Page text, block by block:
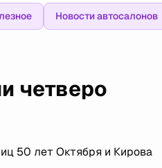
Новости автосалонов
четверо
50 лет Октября и Кирова